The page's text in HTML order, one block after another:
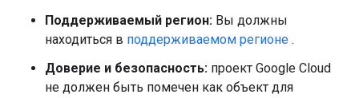
Поддерживаемый регион: Вы должны
находиться в поддерживаемом регионе .
Доверие и безопасность: проект Google Cloud
не должен быть помечен как объект для